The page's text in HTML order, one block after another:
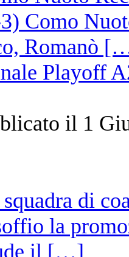
Playoff
il 1